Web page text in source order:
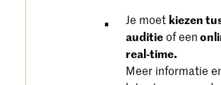
Je moet kiezen
auditieof een
real-time.
Meer informatie